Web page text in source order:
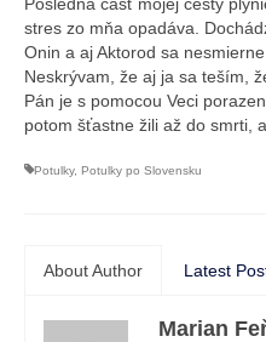
stres zo mňa opadáva.
Onin a aj Aktorod sa
Neskrývam, že aj ja sa teším,
Pán je s pomocou Veci
potom šťastne žili až do smrti,
Potulky, Potulky po Slovensku
About Author Latest
Marian